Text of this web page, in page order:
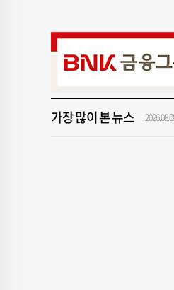
가장 많이 본 뉴스